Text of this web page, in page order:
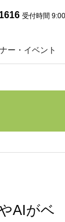
受付時間
ー・イベント
AIがベ